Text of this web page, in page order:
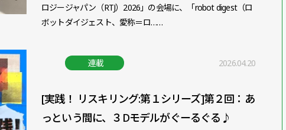
ロジージャパン（RTJ）2026」の会場に、「robot digest（ロ
ボットダイジェスト、愛称＝ロ……
連載 2026.04.20
[実践！ リスキリング:第１シリーズ]第２回：あ
っという間に、３Dモデルがぐーるぐる♪